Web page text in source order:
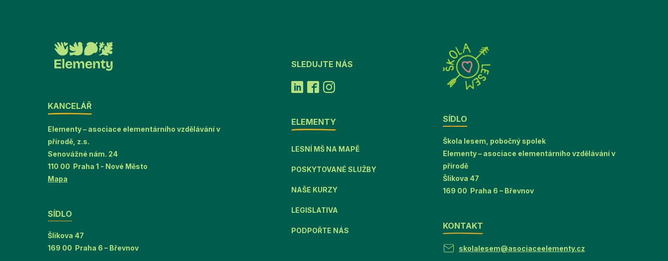
KANCELÁŘ
Elementy – asociace elementárního vzdělávání v
přírodě, z.s.
Senovážné nám. 24
110 00 Praha 1 - Nové Město
Mapa
SÍDLO
Šlikova 47
169 00 Praha 6 – Břevnov
SLEDUJTE NÁS
ELEMENTY
LESNÍ MŠ NA MAPĚ
POSKYTOVANÉ SLUŽBY
NAŠE KURZY
LEGISLATIVA
PODPOŘTE NÁS
SÍDLO
Škola lesem, pobočný spolek
Elementy – asociace elementárního vzdělávání v
přírodě
Šlikova 47
169 00 Praha 6 – Břevnov
KONTAKT
skolalesem@asociaceelementy.cz